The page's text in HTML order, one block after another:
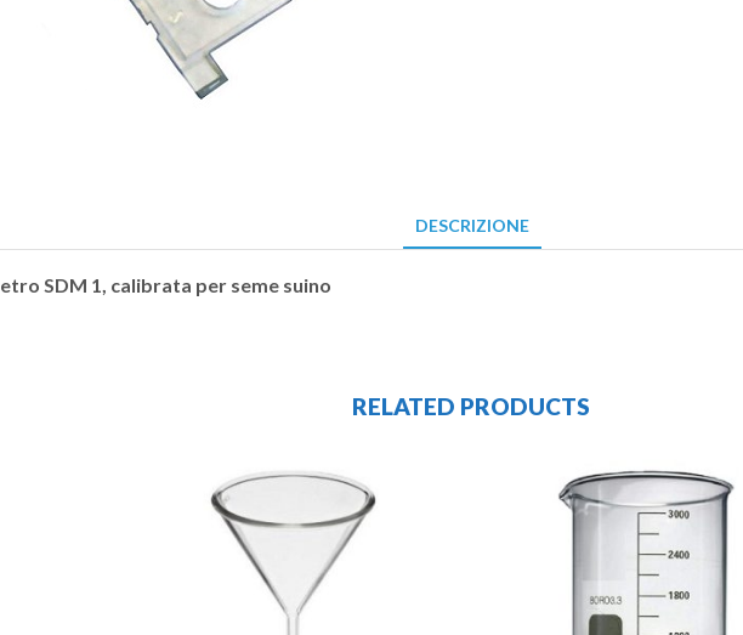
DESCRIZIONE
SDM 1, calibrata per seme suino
RELATED PRODUCTS